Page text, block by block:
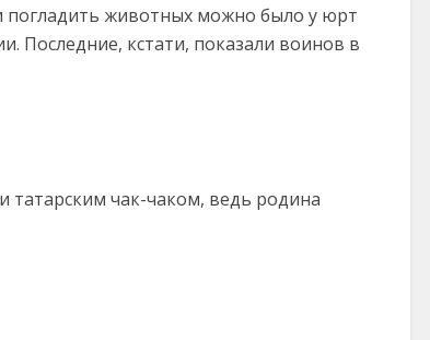
погладить животных можно было у юрт
Последние, кстати, показали воинов в
татарским чак-чаком, ведь родина